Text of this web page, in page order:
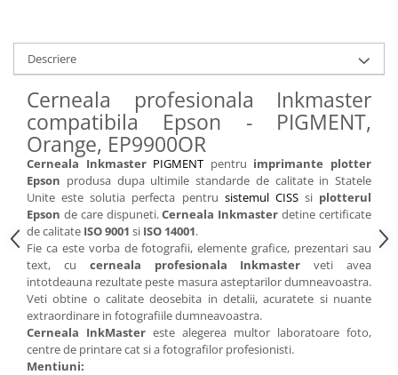
Descriere
Cerneala profesionala Inkmaster
compatibila Epson - PIGMENT,
Orange, EP9900OR
Cerneala Inkmaster PIGMENT pentru imprimante plotter
Epson produsa dupa ultimile standarde de calitate in Statele
Unite este solutia perfecta pentru sistemul CISSsi plotterul
Epson de care dispuneti.Cerneala Inkmaster detine certificate
de calitate ISO 9001 si ISO 14001.
Fie ca este vorba de fotografii, elemente grafice, prezentari sau
text, cu cerneala profesionala Inkmaster veti avea
intotdeauna rezultate peste masura asteptarilor dumneavoastra.
Veti obtine o calitate deosebita in detalii, acuratete si nuante
extraordinare in fotografiile dumneavoastra.
Cerneala InkMaster este alegerea multor laboratoare foto,
centre de printare cat si a fotografilor profesionisti.
Mentiuni: